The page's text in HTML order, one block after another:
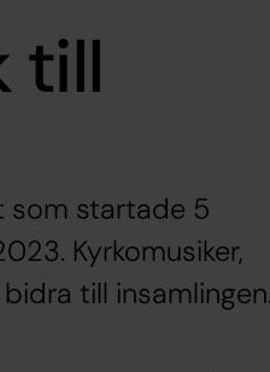
till
som startade 5
Kyrkomusiker,
till insamlingen.